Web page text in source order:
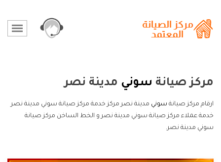
مركز صيانة سوني مدينة نصر
ارقام مركز صيانة سوني مدينة نصر مركز خدمة مركز صيانة سوني مدينة نصر
خدمة عملاء مركز صيانة سوني مدينة نصر و الخط الساخن مركز صيانة
سوني مدينة نصر.